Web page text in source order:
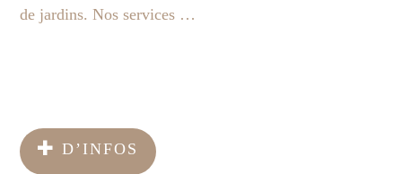
de jardins. Nos services …
D’INFOS